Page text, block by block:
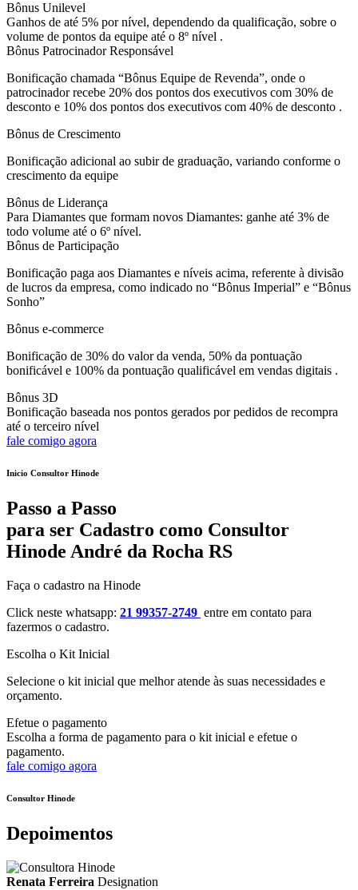
Bônus Unilevel
Ganhos de até 5% por nível, dependendo da qualificação, sobre o
volume de pontos da equipe até o 8º nível .
Bônus Patrocinador Responsável
Bonificação chamada “Bônus Equipe de Revenda”, onde o
patrocinador recebe 20% dos pontos dos executivos com 30% de
desconto e 10% dos pontos dos executivos com 40% de desconto .
Bônus de Crescimento
Bonificação adicional ao subir de graduação, variando conforme o
crescimento da equipe
Bônus de Liderança
Para Diamantes que formam novos Diamantes: ganhe até 3% de
todo volume até o 6º nível.
Bônus de Participação
Bonificação paga aos Diamantes e níveis acima, referente à divisão
de lucros da empresa, como indicado no “Bônus Imperial” e “Bônus
Sonho”
Bônus e-commerce
Bonificação de 30% do valor da venda, 50% da pontuação
bonificável e 100% da pontuação qualificável em vendas digitais .
Bônus 3D
Bonificação baseada nos pontos gerados por pedidos de recompra
até o terceiro nível
fale comigo agora
Inicio Consultor Hinode
Passo a Passo
para ser Cadastro como Consultor
Hinode André da Rocha RS
Faça o cadastro na Hinode
Click neste whatsapp: 21 99357-2749 entre em contato para
fazermos o cadastro.
Escolha o Kit Inicial
Selecione o kit inicial que melhor atende às suas necessidades e
orçamento.
Efetue o pagamento
Escolha a forma de pagamento para o kit inicial e efetue o
pagamento.
fale comigo agora
Consultor Hinode
Depoimentos
Renata Ferreira Designation